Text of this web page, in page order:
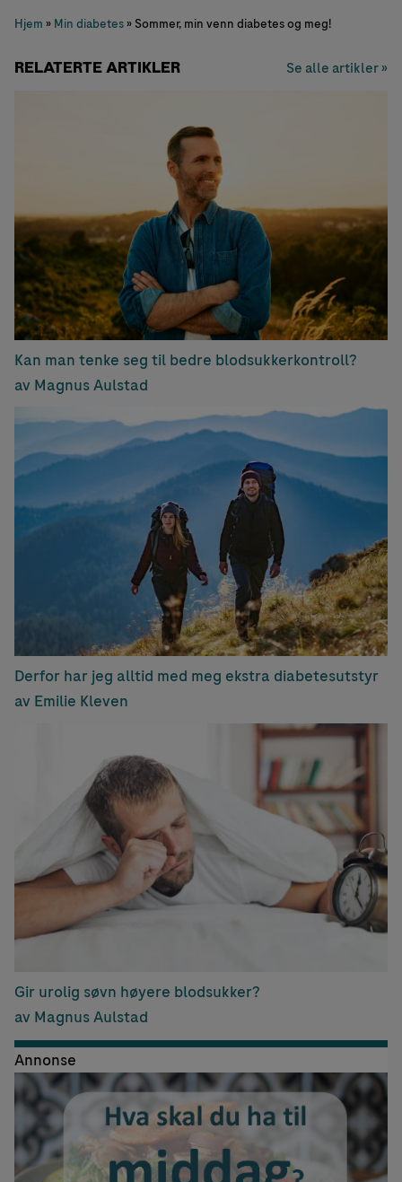
Hjem » Min diabetes» Sommer, min venn diabetes og meg!
RELATERTE ARTIKLER Se alle artikler »
Kan man tenke seg til bedre blodsukkerkontroll?
av Magnus Aulstad
Derfor har jeg alltid med meg ekstra diabetesutstyr
av Emilie Kleven
Gir urolig søvn høyere blodsukker?
av Magnus Aulstad
Annonse